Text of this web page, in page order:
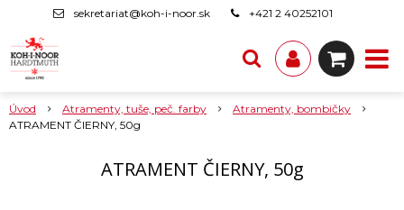
sekretariat@koh-i-noor.sk +421 2 40252101
Úvod Atramenty, tuše, peč. farby
Atramenty, bombičky
ATRAMENT ČIERNY, 50g
ATRAMENT ČIERNY, 50g